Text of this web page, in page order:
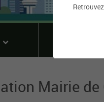
Mairie